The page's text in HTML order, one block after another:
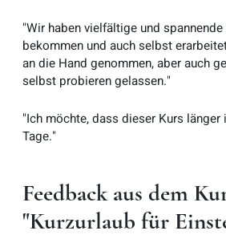
"Wir haben vielfältige und
bekommen und auch selbst
an die Hand genommen, aber auch
selbst probieren gelassen."
"Ich möchte, dass dieser Kurs
Tage."
Feedback aus dem
"Kurzurlaub für